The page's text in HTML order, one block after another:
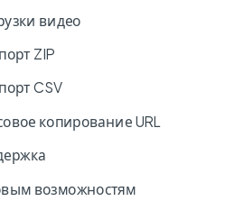
видео
ZIP
CSV
копирование URL
возможностям